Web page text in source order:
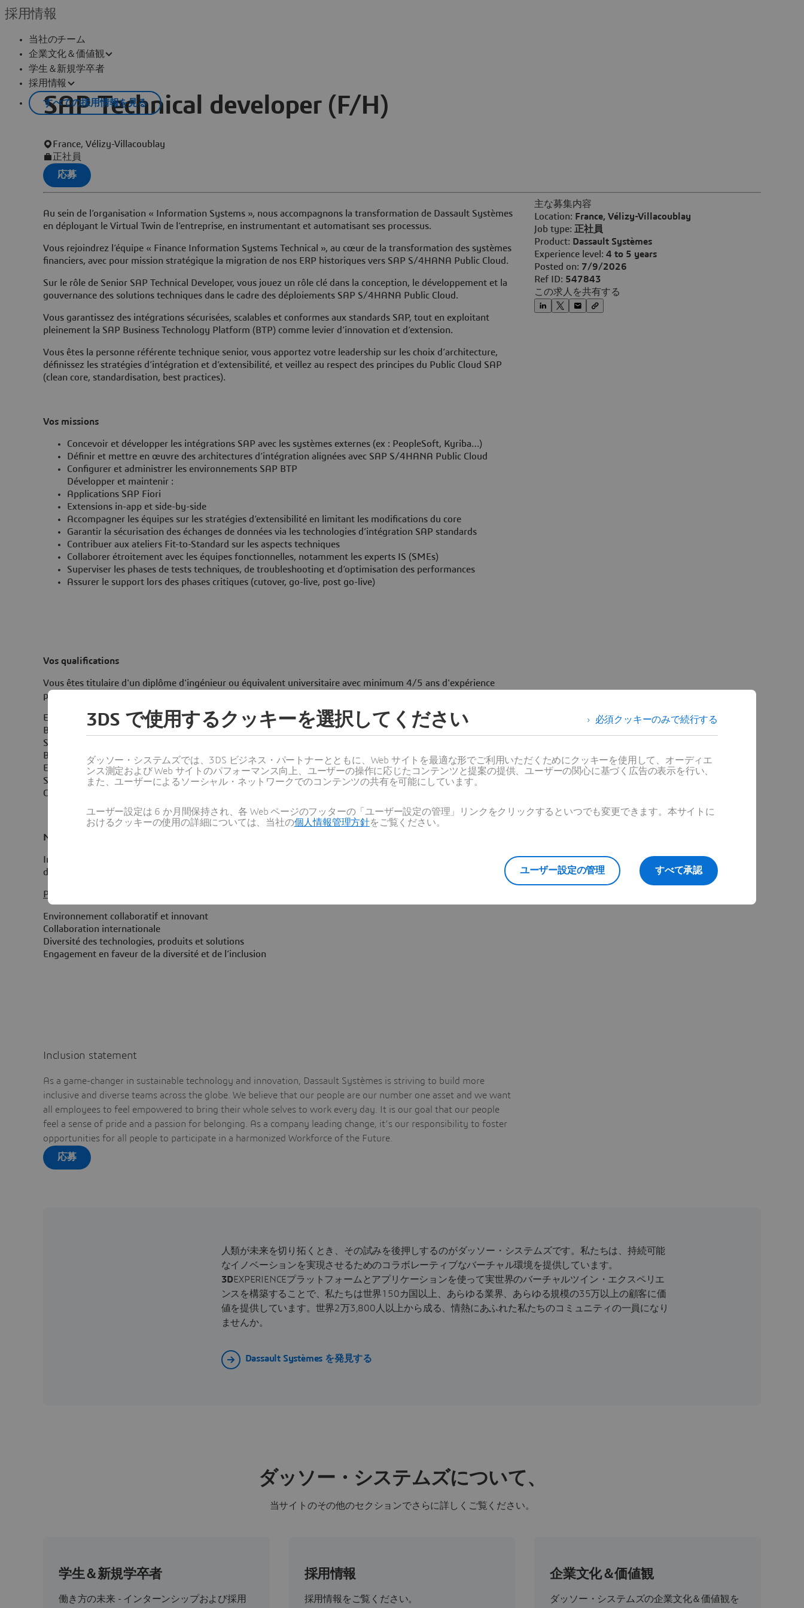
採用情報
当社のチーム
企業文化＆価値観
学生＆新規学卒者
採用情報
すべての採用情報を見る
SAP Technical developer (F/H)
France, Vélizy-Villacoublay
正社員
応募
主な募集内容
Location: France, Vélizy-Villacoublay
Job type: 正社員
Product: Dassault Systèmes
Experience level: 4 to 5 years
Posted on: 7/9/2026
Ref ID: 547843
この求人を共有する
Au sein de l’organisation « Information Systems », nous accompagnons la transformation de Dassault Systèmes
en déployant le Virtual Twin de l’entreprise, en instrumentant et automatisant ses processus.
Vous rejoindrez l’équipe « Finance Information Systems Technical », au cœur de la transformation des systèmes
financiers, avec pour mission stratégique la migration de nos ERP historiques vers SAP S/4HANA Public Cloud.
Sur le rôle de Senior SAP Technical Developer, vous jouez un rôle clé dans la conception, le développement et la
gouvernance des solutions techniques dans le cadre des déploiements SAP S/4HANA Public Cloud.
Vous garantissez des intégrations sécurisées, scalables et conformes aux standards SAP, tout en exploitant
pleinement la SAP Business Technology Platform (BTP) comme levier d’innovation et d’extension.
Vous êtes la personne référente technique senior, vous apportez votre leadership sur les choix d’architecture,
définissez les stratégies d’intégration et d’extensibilité, et veillez au respect des principes du Public Cloud SAP
(clean core, standardisation, best practices).
Vos missions
Concevoir et développer les intégrations SAP avec les systèmes externes (ex : PeopleSoft, Kyriba…)
Définir et mettre en œuvre des architectures d’intégration alignées avec SAP S/4HANA Public Cloud
Configurer et administrer les environnements SAP BTP
Développer et maintenir :
Applications SAP Fiori
Extensions in-app et side-by-side
Accompagner les équipes sur les stratégies d’extensibilité en limitant les modifications du core
Garantir la sécurisation des échanges de données via les technologies d’intégration SAP standards
Contribuer aux ateliers Fit-to-Standard sur les aspects techniques
Collaborer étroitement avec les équipes fonctionnelles, notamment les experts IS (SMEs)
Superviser les phases de tests techniques, de troubleshooting et d’optimisation des performances
Assurer le support lors des phases critiques (cutover, go-live, post go-live)
Vos qualifications
Vous êtes titulaire d'un diplôme d'ingénieur ou équivalent universitaire avec minimum 4/5 ans d'expérience
post diplomation.
Expérience confirmée sur SAP S/4HANA Public Cloud, idéalement sur le périmètre Finance
Bon niveau d’anglais (B2 minimum)
Solide expertise en intégration SAP (API, middleware, systèmes tiers)
Bonne maîtrise de SAP BTP et des concepts d’extensibilité (in-app & side-by-side)
Expérience en développement SAP (ABAP Cloud, Fiori ou technologies associées)
Sensibilité aux enjeux d’architecture (clean core, sécurité, scalabilité)
Capacité à évoluer dans un environnement international et à collaborer avec des équipes pluridisciplinaires
Nous rejoindre c'est aussi
Intégrer une entreprise scientifique au cœur de l’innovation technologique, portée par une forte croissance
depuis plus de 40 ans.
Principaux avantages et bénéfices :
Environnement collaboratif et innovant
Collaboration internationale
Diversité des technologies, produits et solutions
Engagement en faveur de la diversité et de l’inclusion
Inclusion statement
As a game-changer in sustainable technology and innovation, Dassault Systèmes is striving to build more
inclusive and diverse teams across the globe. We believe that our people are our number one asset and we want
all employees to feel empowered to bring their whole selves to work every day. It is our goal that our people
feel a sense of pride and a passion for belonging. As a company leading change, it’s our responsibility to foster
opportunities for all people to participate in a harmonized Workforce of the Future.
応募
人類が未来を切り拓くとき、その試みを後押しするのがダッソー・システムズです。私たちは、持続可能
なイノベーションを実現させるためのコラボレーティブなバーチャル環境を提供しています。
3DEXPERIENCEプラットフォームとアプリケーションを使って実世界のバーチャルツイン・エクスペリエ
ンスを構築することで、私たちは世界150カ国以上、あらゆる業界、あらゆる規模の35万以上の顧客に価
値を提供しています。世界2万3,800人以上から成る、情熱にあふれた私たちのコミュニティの一員になり
ませんか。
Dassault Systèmes を発見する
ダッソー・システムズについて、
当サイトのその他のセクションでさらに詳しくご覧ください。
学生＆新規学卒者
働き方の未来 - インターンシップおよび採用
採用情報
採用情報をご覧ください。
企業文化＆価値観
ダッソー・システムズの企業文化＆価値観を
必須クッキーのみで続行する
3DS で使用するクッキーを選択してください
ダッソー・システムズでは、3DS ビジネス・パートナーとともに、Web サイトを最適な形でご利用いただくためにクッキーを使用して、オーディエ
ンス測定および Web サイトのパフォーマンス向上、ユーザーの操作に応じたコンテンツと提案の提供、ユーザーの関心に基づく広告の表示を行い、
また、ユーザーによるソーシャル・ネットワークでのコンテンツの共有を可能にしています。
ユーザー設定は 6 か月間保持され、各 Web ページのフッターの「ユーザー設定の管理」リンクをクリックするといつでも変更できます。本サイトに
おけるクッキーの使用の詳細については、当社の個人情報管理方針をご覧ください。
すべて承認
ユーザー設定の管理